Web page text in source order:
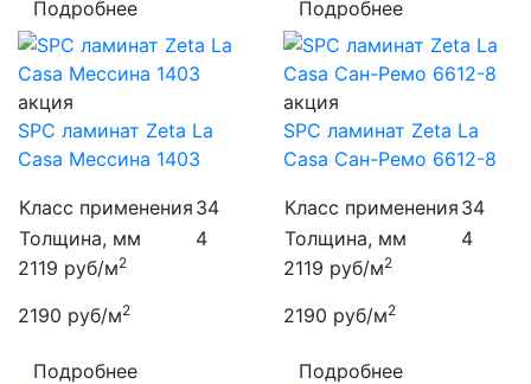
Подробнее Подробнее
акция
SPC ламинат Zeta La
Casa Мессина 1403
Класс применения 34
Толщина, мм
4
2119 руб/м2
2190 руб/м2
Подробнее
акция
SPC ламинат Zeta La
Casa Сан-Ремо 6612-8
Класс применения 34
Толщина, мм
4
2119 руб/м2
2190 руб/м2
Подробнее